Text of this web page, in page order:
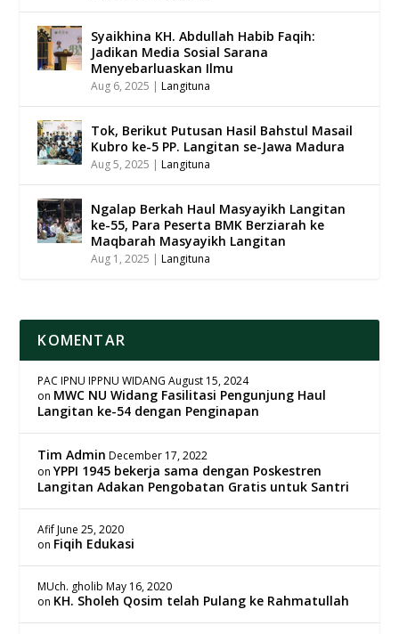
Syaikhina KH. Abdullah Habib Faqih:
Jadikan Media Sosial Sarana
Menyebarluaskan Ilmu
Aug 6, 2025 |Langituna
Tok, Berikut Putusan Hasil Bahstul Masail
Kubro ke-5 PP. Langitan se-Jawa Madura
Aug 5, 2025 |Langituna
Ngalap Berkah Haul Masyayikh Langitan
ke-55, Para Peserta BMK Berziarah ke
Maqbarah Masyayikh Langitan
Aug 1, 2025 |Langituna
KOMENTAR
PAC IPNU IPPNU WIDANG August 15, 2024
on MWC NU Widang Fasilitasi Pengunjung Haul
Langitan ke-54 dengan Penginapan
Tim Admin December 17, 2022
onYPPI 1945 bekerja sama dengan Poskestren
Langitan Adakan Pengobatan Gratis untuk Santri
Afif June 25, 2020
on Fiqih Edukasi
MUch. gholib May 16, 2020
on KH. Sholeh Qosim telah Pulang ke Rahmatullah